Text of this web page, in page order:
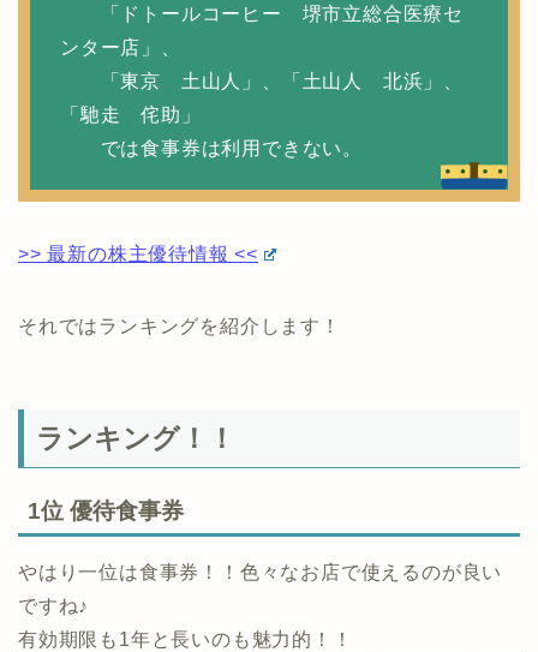
「ドトールコーヒー 堺市立総合医療セ
ンター店」、
「東京 土山人」、「土山人 北浜」、
「馳走 侘助」
では食事券は利用できない。
>> 最新の株主優待情報 <<
それではランキングを紹介します！
ランキング！！
1位 優待食事券
やはり一位は食事券！！色々なお店で使えるのが良い
ですね♪
有効期限も1年と長いのも魅力的！！